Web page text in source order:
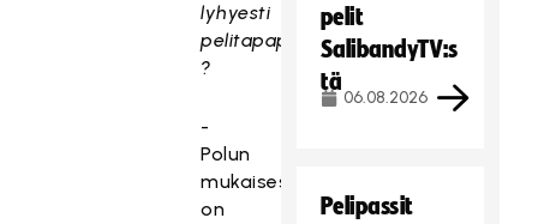
lyhyesti
pelitapapainotuksia
?
-
Polun
mukaisesti
on
pelit
SalibandyTV:s
tä
06.08.2026
Pelipassit